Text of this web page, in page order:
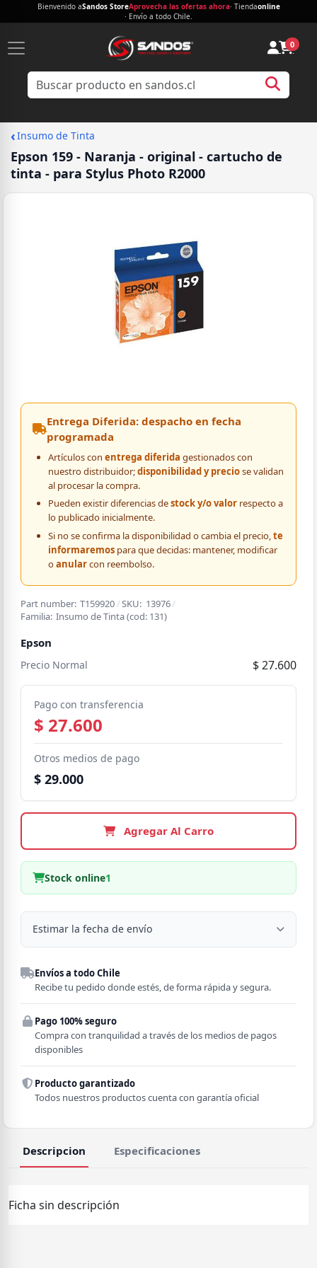
Bienvenido aSandos StoreAprovecha las ofertas ahora· Tiendaonline
· Envío a todo Chile.
0
‹Insumo de Tinta
Epson 159 - Naranja - original - cartucho de
tinta - para Stylus Photo R2000
Entrega Diferida: despacho en fecha
programada
Artículos con entrega diferida gestionados con
nuestro distribuidor;disponibilidad y preciose validan
al procesar la compra.
Pueden existir diferencias destock y/o valorrespecto a
lo publicado inicialmente.
Si no se confirma la disponibilidad o cambia el precio,te
informaremospara que decidas: mantener, modificar
oanularcon reembolso.
Part number: T159920 /SKU: 13976/
Familia: Insumo de Tinta(cod: 131)
Epson
Precio Normal $ 27.600
Pago con transferencia
$ 27.600
Otros medios de pago
$ 29.000
Agregar Al Carro
Stock online1
Estimar la fecha de envío
Despacho a domicilio
Región
Comuna
Envíos a todo Chile
Recibe tu pedido donde estés, de forma rápida y segura.
Pago 100% seguro
Compra con tranquilidad a través de los medios de pagos
disponibles
Producto garantizado
Todos nuestros productos cuenta con garantía oficial
Descripcion Especificaciones
Ficha sin descripción